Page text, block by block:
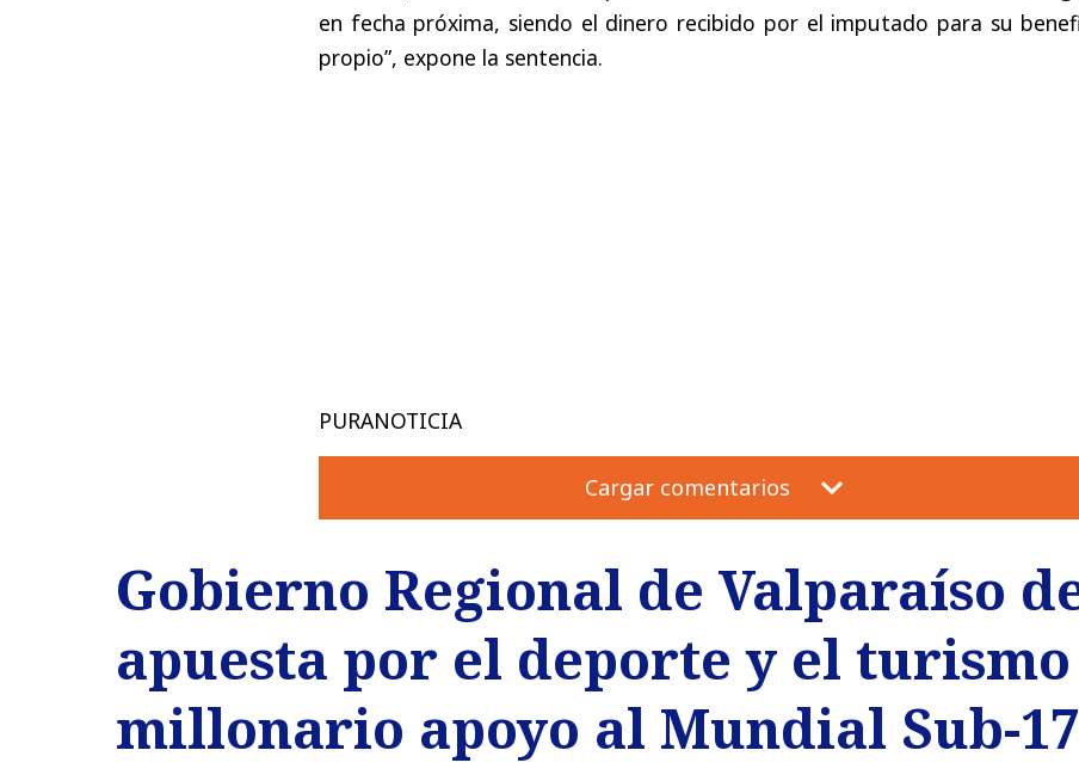
en fecha próxima, siendo el dinero recibido por el imputado para su
propio”, expone la sentencia.
PURANOTICIA
Cargar comentarios
Gobierno Regional de Valparaíso
apuesta por el deporte y el
millonario apoyo al Mundial Sub-